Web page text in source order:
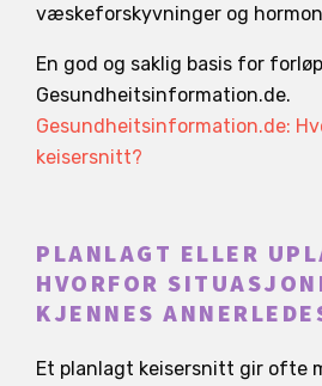
væskeforskyvninger og
En god og saklig basis for
Gesundheitsinformation.de.
Gesundheitsinformation.de:
keisersnitt?
PLANLAGT ELLER
HVORFOR
KJENNES
Et planlagt keisersnitt gir ofte